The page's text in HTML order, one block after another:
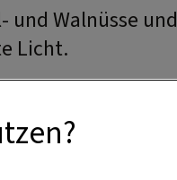
und Walnüsse und
Licht.